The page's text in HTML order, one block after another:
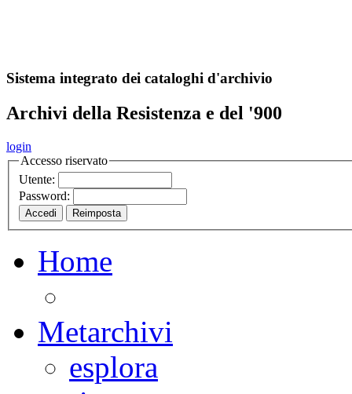
Sistema integrato dei cataloghi d'archivio
Archivi della Resistenza e del '900
login
Accesso riservato
Utente:
Password:
Home
Metarchivi
esplora